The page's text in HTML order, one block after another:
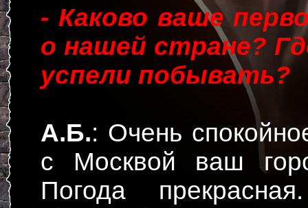
- Каково ваше
о нашей стране?
успели побывать?
А.Б.: Очень
с Москвой ваш
Погода